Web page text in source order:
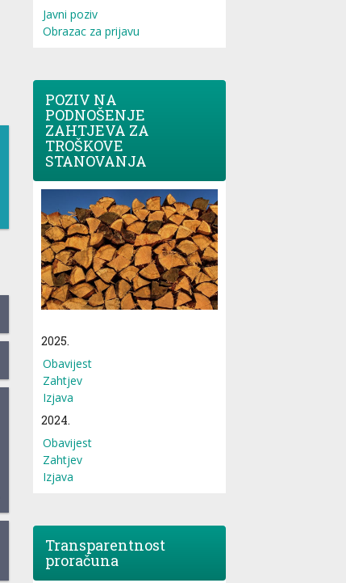
Javni poziv
Obrazac za prijavu
POZIV NA
PODNOŠENJE
ZAHTJEVA ZA
TROŠKOVE
STANOVANJA
2025.
Obavijest
Zahtjev
Izjava
2024.
Obavijest
Zahtjev
Izjava
Transparentnost
proračuna